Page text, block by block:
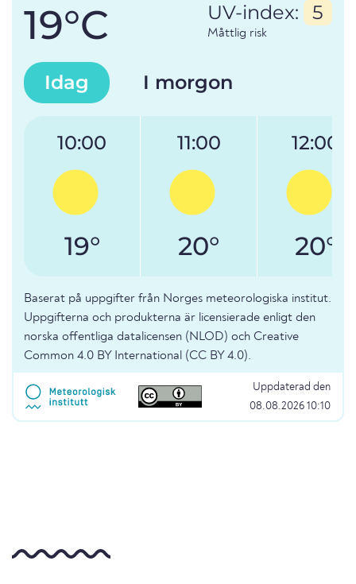
19°C UV-index: 5
Måttlig risk
Idag I morgon
10:00
19°
11:00
20°
12:00
20°
Baserat på uppgifter från Norges meteorologiska institut.
Uppgifterna och produkterna är licensierade enligt den
norska offentliga datalicensen (NLOD) och Creative
Common 4.0 BY International (CC BY 4.0).
Uppdaterad den
08.08.2026 10:10